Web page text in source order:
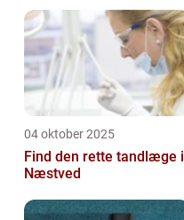
04 oktober 2025
Find den rette tandlæge i
Næstved